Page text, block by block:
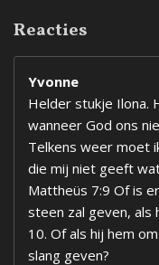
Reacties
Yvonne
Helder stukje Ilona.
wanneer God ons
Telkens weer moet
die mij niet geeft
Mattheüs 7:9 Of is
steen zal geven, als
10. Of als hij hem
slang geven?